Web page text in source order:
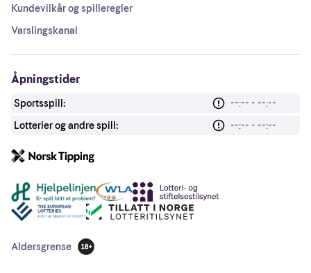
Kundevilkår og spilleregler
Varslingskanal
Åpningstider
Sportsspill:
--:-- - --:--
Lotterier og andre spill:
--:-- - --:--
Andre lenker
Aldersgrense
18 år